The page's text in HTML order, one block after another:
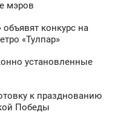
мэров
конкурс на
«Тулпар»
установленные
к празднованию
Победы